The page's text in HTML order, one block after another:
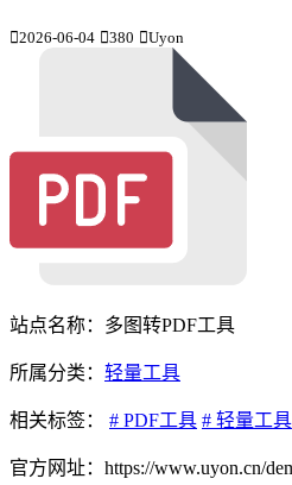
2026-06-04 380 Uyon
站点名称：多图转PDF工具
所属分类： 轻量工具
相关标签： # PDF工具 # 轻量工具
官方网址：https://www.uyon.cn/